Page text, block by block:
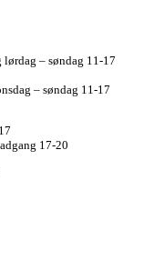
lørdag – søndag 11-17
– søndag 11-17
17-20